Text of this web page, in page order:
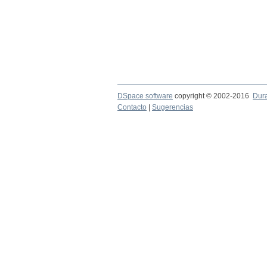
DSpace software copyright © 2002-2016
Contacto
Sugerencias